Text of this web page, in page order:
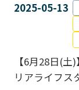
2025-05-13
【6月28日(
リアライフス